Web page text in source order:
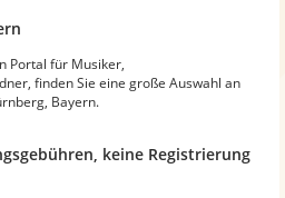
Portal für Musiker,
finden Sie eine große Auswahl an
Bayern.
keine Registrierung